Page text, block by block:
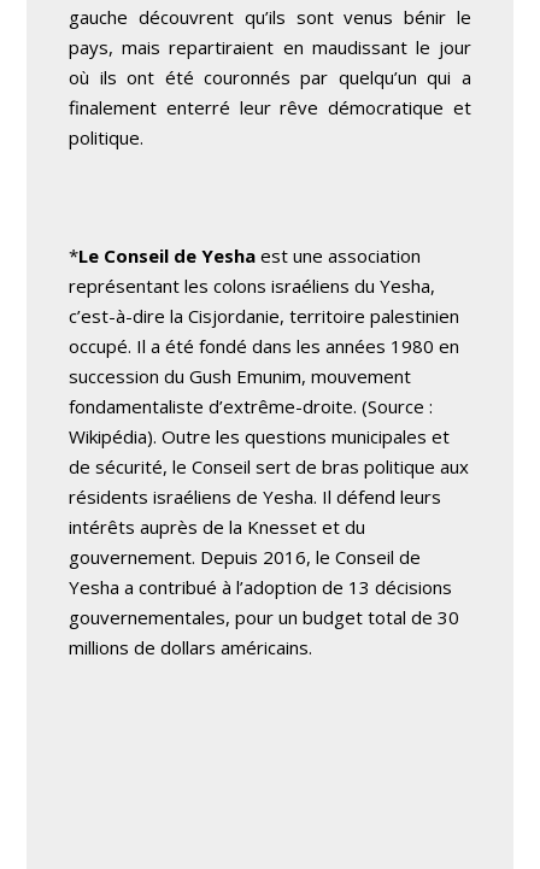
gauche découvrent qu’ils sont venus bénir le
pays, mais repartiraient en maudissant le jour
où ils ont été couronnés par quelqu’un qui a
finalement enterré leur rêve démocratique et
politique.
*Le Conseil de Yesha est une association
représentant les colons israéliens du Yesha,
c’est-à-dire la Cisjordanie, territoire palestinien
occupé. Il a été fondé dans les années 1980 en
succession du Gush Emunim, mouvement
fondamentaliste d’extrême-droite. (Source :
Wikipédia). Outre les questions municipales et
de sécurité, le Conseil sert de bras politique aux
résidents israéliens de Yesha. Il défend leurs
intérêts auprès de la Knesset et du
gouvernement. Depuis 2016, le Conseil de
Yesha a contribué à l’adoption de 13 décisions
gouvernementales, pour un budget total de 30
millions de dollars américains.